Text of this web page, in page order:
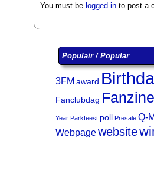
You must be logged in to post a
Populair / Popular
3FM award
Fanclubdag Fanzine
Year Parkfeest poll Presale Q-
Webpagewebsite